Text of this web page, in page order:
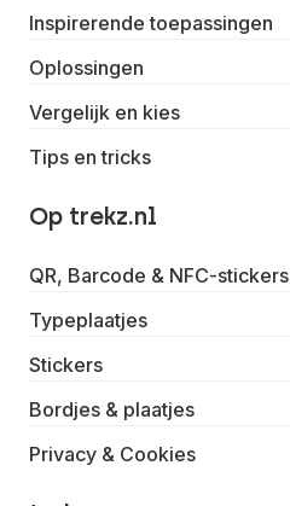
Inspirerende toepassingen
Oplossingen
Vergelijk en kies
Tips en tricks
Op trekz.nl
QR, Barcode & NFC-stickers
Typeplaatjes
Stickers
Bordjes & plaatjes
Privacy & Cookies